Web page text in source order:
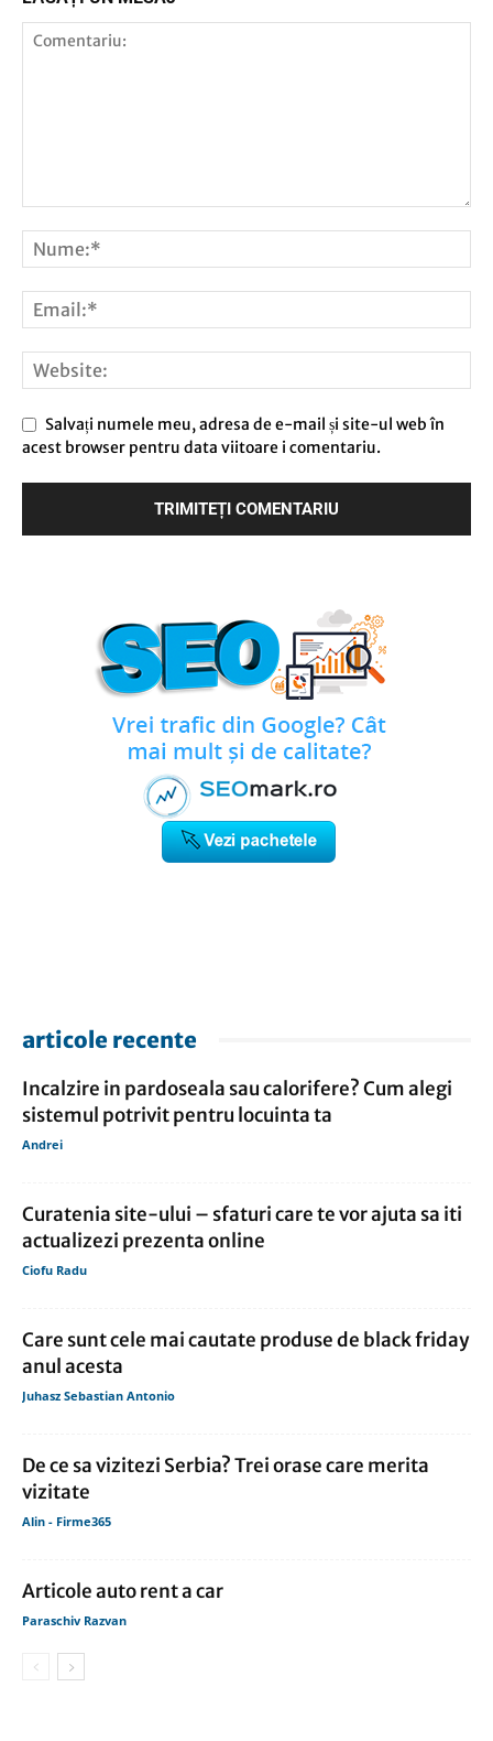
Salvați numele meu, adresa de e-mail și site-ul web în
acest browser pentru data viitoare i comentariu.
articole recente
Incalzire in pardoseala sau calorifere? Cum alegi
sistemul potrivit pentru locuinta ta
Andrei
Curatenia site-ului – sfaturi care te vor ajuta sa iti
actualizezi prezenta online
Ciofu Radu
Care sunt cele mai cautate produse de black friday
anul acesta
Juhasz Sebastian Antonio
De ce sa vizitezi Serbia? Trei orase care merita
vizitate
Alin - Firme365
Articole auto rent a car
Paraschiv Razvan